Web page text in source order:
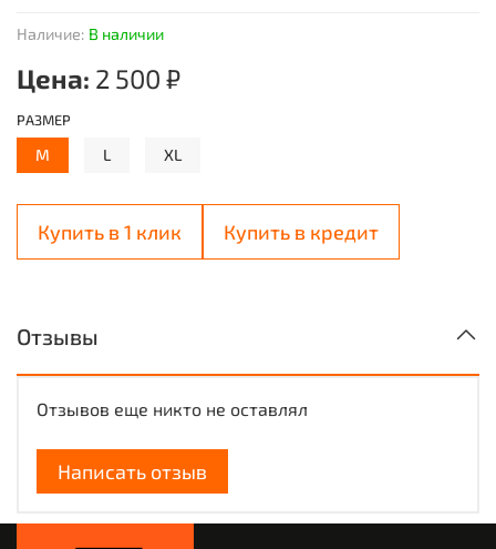
Наличие: В наличии
Цена: 2 500 ₽
Купить в 1 клик Купить в кредит
РАЗМЕР
M L XL
Отзывы
Отзывов еще никто не оставлял
Написать отзыв